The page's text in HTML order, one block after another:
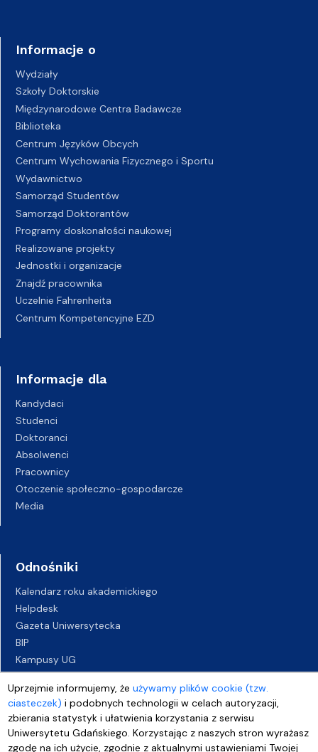
Uprzejmie informujemy, żeużywamy plików cookie (tzw.
ciasteczek) i podobnych technologii w celach autoryzacji,
zbierania statystyk i ułatwienia korzystania z serwisu
Uniwersytetu Gdańskiego. Korzystając z naszych stron wyrażasz
zgodę na ich użycie, zgodnie z aktualnymi ustawieniami Twojej
Informacje o
Wydziały
Szkoły Doktorskie
Międzynarodowe Centra Badawcze
Biblioteka
Centrum Języków Obcych
Centrum Wychowania Fizycznego i Sportu
Wydawnictwo
Samorząd Studentów
Samorząd Doktorantów
Programy doskonałości naukowej
Realizowane projekty
Jednostki i organizacje
Znajdź pracownika
Uczelnie Fahrenheita
Centrum Kompetencyjne EZD
Informacje dla
Kandydaci
Studenci
Doktoranci
Absolwenci
Pracownicy
Otoczenie społeczno-gospodarcze
Media
Odnośniki
Kalendarz roku akademickiego
Helpdesk
Gazeta Uniwersytecka
BIP
Kampusy UG
Biuro Karier UG
Oferty pracy
Deklaracja dostępności